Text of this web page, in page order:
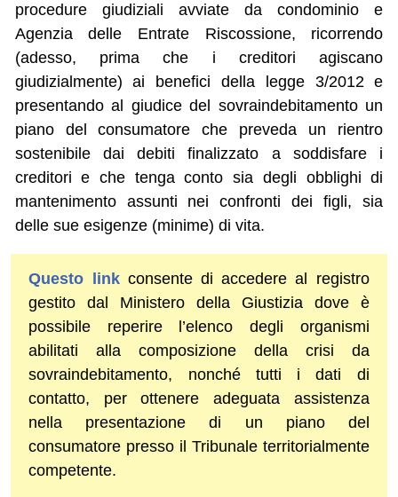
procedure giudiziali avviate da condominio e
Agenzia delle Entrate Riscossione, ricorrendo
(adesso, prima che i creditori agiscano
giudizialmente) ai benefici della legge 3/2012 e
presentando al giudice del sovraindebitamento un
piano del consumatore che preveda un rientro
sostenibile dai debiti finalizzato a soddisfare i
creditori e che tenga conto sia degli obblighi di
mantenimento assunti nei confronti dei figli, sia
delle sue esigenze (minime) di vita.
Questo linkconsente di accedere al registro
gestito dal Ministero della Giustizia dove è
possibile reperire l’elenco degli organismi
abilitati alla composizione della crisi da
sovraindebitamento, nonché tutti i dati di
contatto, per ottenere adeguata assistenza
nella presentazione di un piano del
consumatore presso il Tribunale territorialmente
competente.